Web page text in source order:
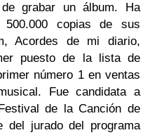
grabar un álbum. Ha
copias de sus
Acordes de mi diario,
puesto de la lista de
número 1 en ventas
Fue candidata a
de la Canción de
del jurado del programa